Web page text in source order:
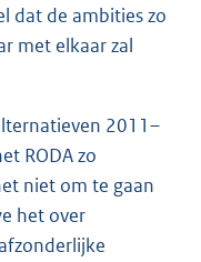
dat de ambities zo
met elkaar zal
2011–
RODA zo
niet om te gaan
het over